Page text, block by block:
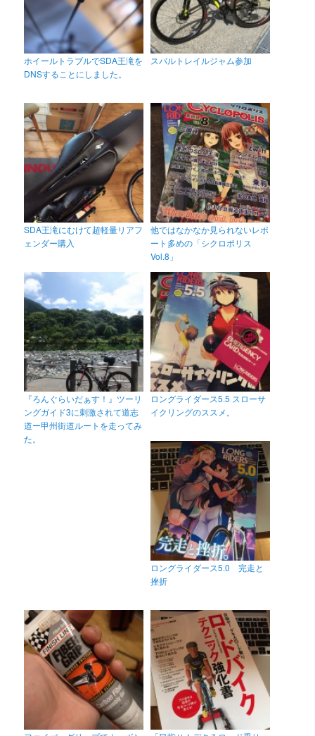
ホイールトラブルでSDA王滝を
DNSすることにしました。
スバルトレイルジャム参加
SDA王滝にむけて超軽量リアフ
ェンダー購入
他ではなかなか見られないレポ
ート多めの「シクロポリス
Vol.8」
『ろんぐらいだぁす！』ツーリ
ングガイド3に刺激されて道志
道ー甲州街道ルートを走ってみ
た。
ロングライダース5.5 スローサ
イクリングのススメ。
ロングライダース5.0 完走と
挫折